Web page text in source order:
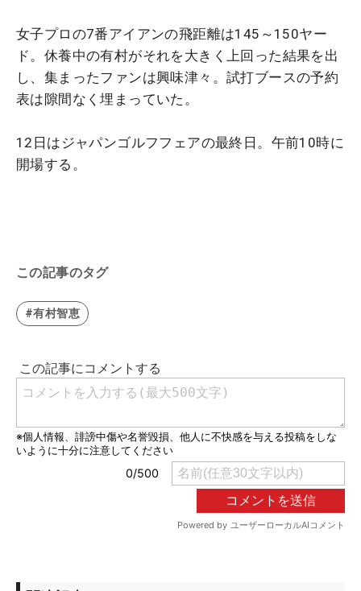
女子プロの7番アイアンの飛距離は145～150ヤー
ド。休養中の有村がそれを大きく上回った結果を出
し、集まったファンは興味津々。試打ブースの予約
表は隙間なく埋まっていた。
12日はジャパンゴルフフェアの最終日。午前10時に
開場する。
この記事のタグ
#有村智恵